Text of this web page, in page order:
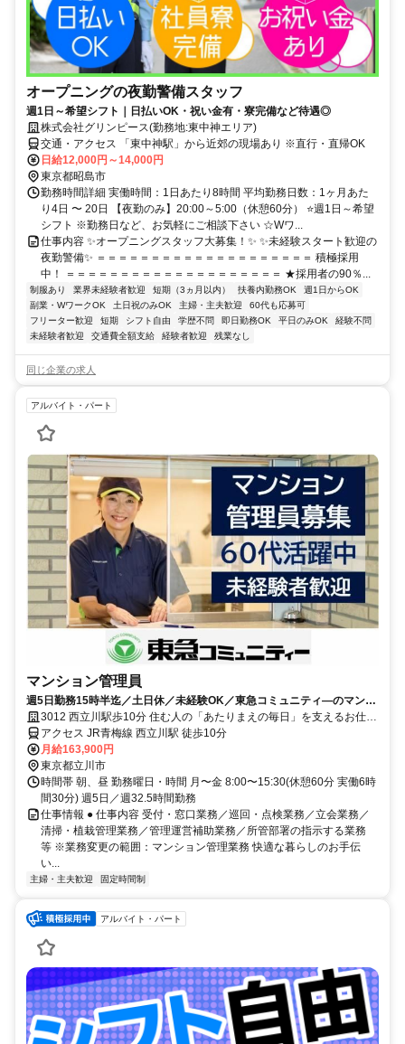
オープニングの夜勤警備スタッフ
週1日～希望シフト｜日払いOK・祝い金有・寮完備など待遇◎
株式会社グリンピース(勤務地:東中神エリア)
交通・アクセス 「東中神駅」から近郊の現場あり ※直行・直帰OK
日給12,000円～14,000円
東京都昭島市
勤務時間詳細 実働時間：1日あたり8時間 平均勤務日数：1ヶ月あた
り4日 〜 20日 【夜勤のみ】20:00～5:00（休憩60分） ⭐週1日～希望
シフト ※勤務日など、お気軽にご相談下さい ☆Wワ...
仕事内容 ✨オープニングスタッフ大募集！✨ ✨未経験スタート歓迎の
夜勤警備✨ ＝＝＝＝＝＝＝＝＝＝＝＝＝＝＝＝＝＝＝＝ 積極採用
中！ ＝＝＝＝＝＝＝＝＝＝＝＝＝＝＝＝＝＝＝＝ ★採用者の90％...
制服あり 業界未経験者歓迎 短期（3ヵ月以内） 扶養内勤務OK
週1日からOK
副業・WワークOK
土日祝のみOK 主婦・主夫歓迎
60代も応募可
フリーター歓迎
短期 シフト自由 学歴不問 即日勤務OK 平日のみOK
経験不問
未経験者歓迎
交通費全額支給 経験者歓迎 残業なし
同じ企業の求人
アルバイト・パート
マンション管理員
週5日勤務15時半迄／土日休／未経験OK／東急コミュニティ―のマンシ
ョン管理人採用情報
3012 西立川駅歩10分 住む人の「あたりまえの毎日」を支えるお仕事
です
アクセス JR青梅線 西立川駅 徒歩10分
月給163,900円
東京都立川市
時間帯 朝、昼 勤務曜日・時間 月〜金 8:00〜15:30(休憩60分 実働6時
間30分) 週5日／週32.5時間勤務
仕事情報 ● 仕事内容 受付・窓口業務／巡回・点検業務／立会業務／
清掃・植栽管理業務／管理運営補助業務／所管部署の指示する業務
等 ※業務変更の範囲：マンション管理業務 快適な暮らしのお手伝
い...
主婦・主夫歓迎 固定時間制
アルバイト・パート